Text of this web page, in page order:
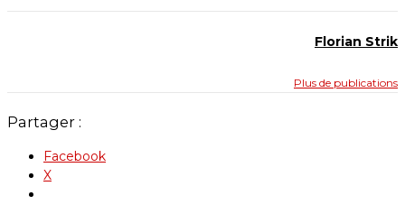
Florian Strik
Plus de publications
Partager :
Facebook
X